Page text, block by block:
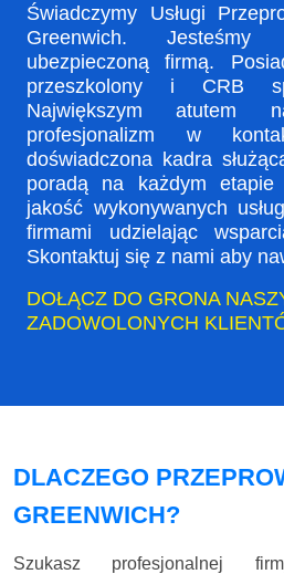
Świadczymy Usługi
Greenwich. Jesteśmy
ubezpieczoną firmą.
przeszkolony i CRB
Największym atutem
profesjonalizm w
doświadczona kadra
poradą na każdym etapie
jakość wykonywanych
firmami udzielając
Skontaktuj się z nami aby
DOŁĄCZ DO GRONA
ZADOWOLONYCH
DLACZEGO
GREENWICH?
Szukasz profesjonalnej